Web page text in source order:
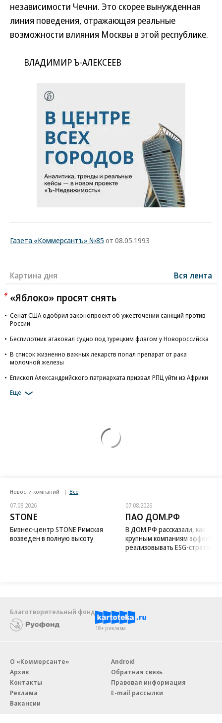
независимости Чечни. Это скорее вынужденная
линия поведения, отражающая реальные
возможности влияния Москвы в этой республике.
ВЛАДИМИР Ъ-АЛЕКСЕЕВ
Газета «Коммерсантъ» №85 от 08.05.1993
Картина дня Вся лента
«Яблоко» просят снять
Сенат США одобрил законопроект об ужесточении санкций против
России
Беспилотник атаковал судно под турецким флагом у Новороссийска
В список жизненно важных лекарств попал препарат от рака
молочной железы
Епископ Александрийского патриархата призвал РПЦ уйти из Африки
Еще
Новости компаний Все
07.08.2026
STONE
Бизнес-центр STONE Римская
возведен в полную высоту
07.08.2026
ПАО ДОМ.РФ
В ДОМ.РФ рассказали, как
крупным компаниям
реализовывать ESG-стратегию
Благотворительный фонд
18+ реклама
О «Коммерсанте»
Архив
Контакты
Реклама
Вакансии
Android
Обратная связь
Правовая информация
E-mail рассылки